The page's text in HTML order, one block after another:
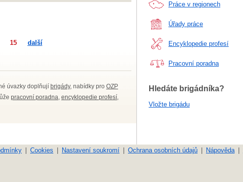
15 další
úvazky doplňují brigády, nabídky pro OZP
pracovní poradna, encyklopedie profesí,
Práce v regionech
Úřady práce
Encyklopedie profesí
Pracovní poradna
Hledáte brigádníka?
Vložte brigádu
Cookies Nastavení soukromí Ochrana osobních údajů Nápověda